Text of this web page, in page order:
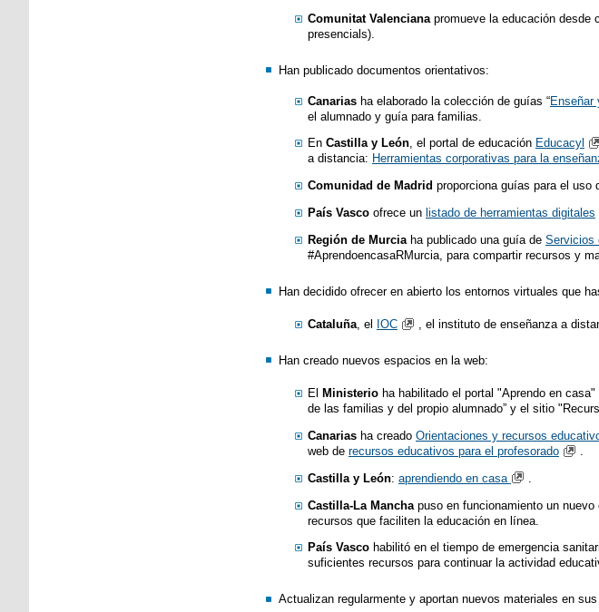
Comunitat Valencianapromueve la educación desde
presencials).
Han publicado documentos orientativos:
Canariasha elaborado la colección de guías “Enseñar
el alumnado y guía para familias.
En Castilla y León, el portal de educación Educacyl
a distancia: Herramientas corporativas para la
Comunidad de Madrid proporciona guías para el uso
País Vascoofrece un listado de herramientas digitales
Región de Murciaha publicado una guía de Servicios
#AprendoencasaRMurcia, para compartir recursos y
Han decidido ofrecer en abierto los entornos virtuales que
Cataluña, el IOC , el instituto de enseñanza a
​Han creado nuevos espacios en la web:
​​El Ministerioha habilitado el portal "Aprendo en
de las familias y del propio alumnado” y el sitio
Canariasha creado Orientaciones y recursos
web de recursos educativos para el profesorado
Castilla y León: aprendiendo en casa
Castilla-La Manchapuso en funcionamiento un nuevo
recursos que faciliten la educación en línea.
País Vascohabilitó en el tiempo de emergencia
suficientes recursos para continuar la actividad
Actualizan regularmente y aportan nuevos materiales en